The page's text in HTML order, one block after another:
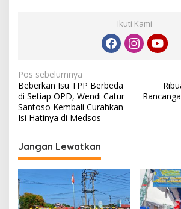
Ikuti Kami
N
a
v
i
g
a
s
i
Pos sebelumnya
Beberkan Isu TPP Berbeda
di Setiap OPD, Wendi Catur
Santoso Kembali Curahkan
Isi Hatinya di Medsos
Jangan Lewatkan